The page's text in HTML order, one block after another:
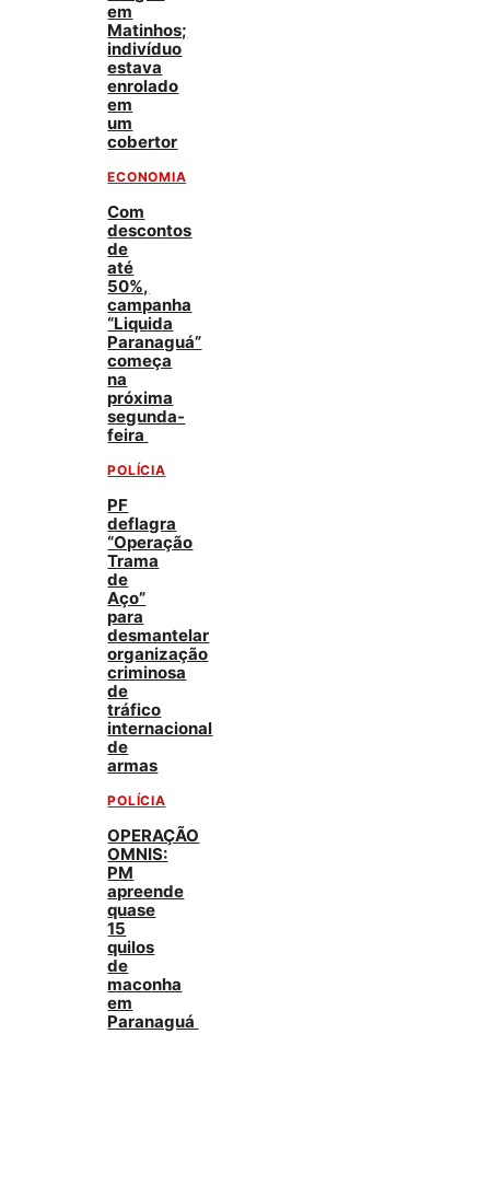
em
Matinhos;
indivíduo
estava
enrolado
em
um
cobertor
ECONOMIA
Com
descontos
de
até
50%,
campanha
“Liquida
Paranaguá”
começa
na
próxima
segunda-
feira
POLÍCIA
PF
deflagra
“Operação
Trama
de
Aço”
para
desmantelar
organização
criminosa
de
tráfico
internacional
de
armas
POLÍCIA
OPERAÇÃO
OMNIS:
PM
apreende
quase
15
quilos
de
maconha
em
Paranaguá